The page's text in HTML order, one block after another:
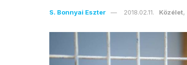
S. Bonnyai Eszter 2018.02.11. Közélet,